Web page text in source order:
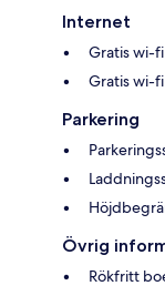
Internet
Gratis wi-
Gratis wi-
Parkering
Övrig
Rökfritt